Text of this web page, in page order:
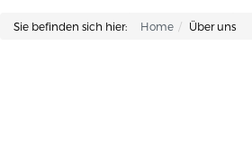
Sie befinden sich hier: Home Über uns